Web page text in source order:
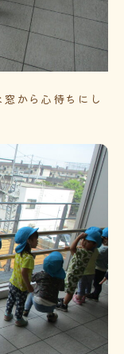
から心待ちにし